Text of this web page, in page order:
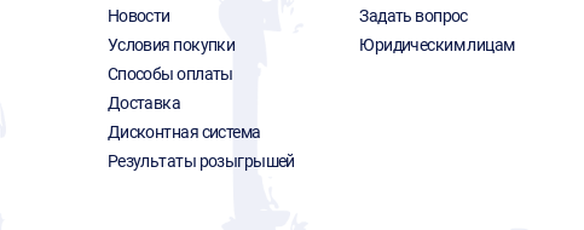
Новости
Условия покупки
Способы оплаты
Доставка
Дисконтная система
Результаты розыгрышей
Задать вопрос
Юридическим лицам